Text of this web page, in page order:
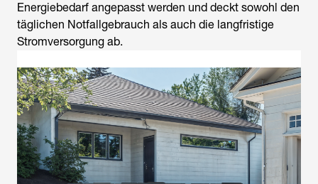
Energiebedarf angepasst werden und deckt sowohl den
täglichen Notfallgebrauch als auch die langfristige
Stromversorgung ab.